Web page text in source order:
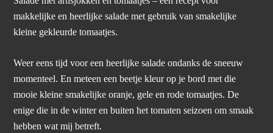
makkelijke en heerlijke salade met gebruik van smakelijke
kleine gekleurde tomaatjes.
Weer eens tijd voor een heerlijke salade ondanks de sneeuw
momenteel. En meteen een beetje kleur op je bord met die
mooie kleine smakelijke oranje, gele en rode tomaatjes. De
enige die in de winter en buiten het tomaten seizoen om smaak
hebben wat mij betreft.